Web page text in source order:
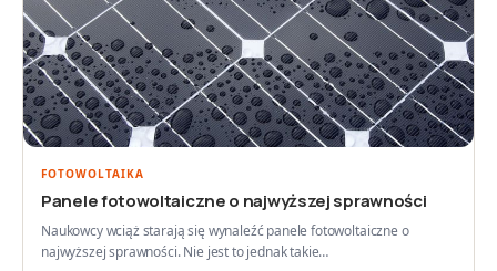
FOTOWOLTAIKA
Panele fotowoltaiczne o najwyższej sprawności
Naukowcy wciąż starają się wynaleźć panele fotowoltaiczne o
najwyższej sprawności. Nie jest to jednak takie…